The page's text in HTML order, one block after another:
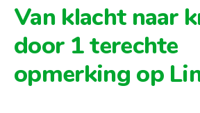
Van klacht naar
door 1 terechte
opmerking op